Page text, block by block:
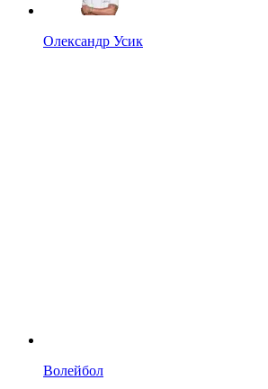
Олександр Усик
Волейбол